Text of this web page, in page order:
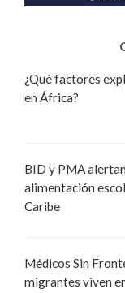
¿Qué factores
en África?
BID y PMA
alimentación
Caribe
Médicos Sin
migrantes viven